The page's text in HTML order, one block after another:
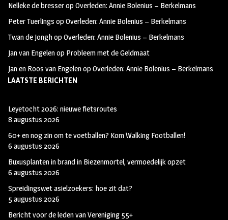
b
o
k
t
a
r
a
i
t
e
r
Nelleke de bresseropOverleden: Annie Bolenius – Berkelmans
Peter Tuerlings opOverleden: Annie Bolenius – Berkelmans
Twan de JonghopOverleden: Annie Bolenius – Berkelmans
Jan van Engelenop Probleem met de Geldmaat
Jan en Roos van EngelenopOverleden: Annie Bolenius – Berkelmans
LAATSTE BERICHTEN
Leyetocht 2026: nieuwe fietsroutes
8 augustus 2026
60+ en nog zin om te voetballen? Kom Walking Footballen!
6 augustus 2026
Buxusplanten in brand in Biezenmortel, vermoedelijk opzet
6 augustus 2026
Spreidingswet asielzoekers: hoe zit dat?
5 augustus 2026
Bericht voor de leden van Vereniging 55+